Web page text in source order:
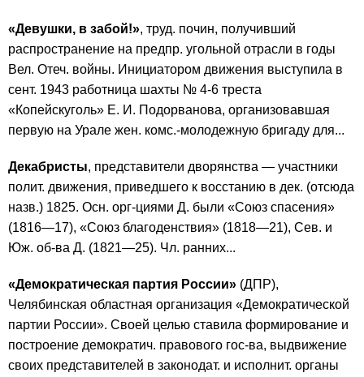
«Девушки, в забой!», труд. почин, получивший
распространение на предпр. угольной отрасли в годы
Вел. Отеч. войны. Инициатором движения выступила в
сент. 1943 работница шахты № 4-6 треста
«Копейскуголь» Е. И. Подорванова, организовавшая
первую на Урале жен. комс.-молодежную бригаду для...
Декабристы, представители дворянства — участники
полит. движения, приведшего к восстанию в дек. (отсюда
назв.) 1825. Осн. орг-циями Д. были «Союз спасения»
(1816—17), «Союз благоденствия» (1818—21), Сев. и
Юж. об-ва Д. (1821—25). Чл. ранних...
«Демократическая партия России» (ДПР),
Челябинская областная организация «Демократической
партии России». Своей целью ставила формирование и
построение демократич. правового гос-ва, выдвижение
своих представителей в законодат. и исполнит. органы